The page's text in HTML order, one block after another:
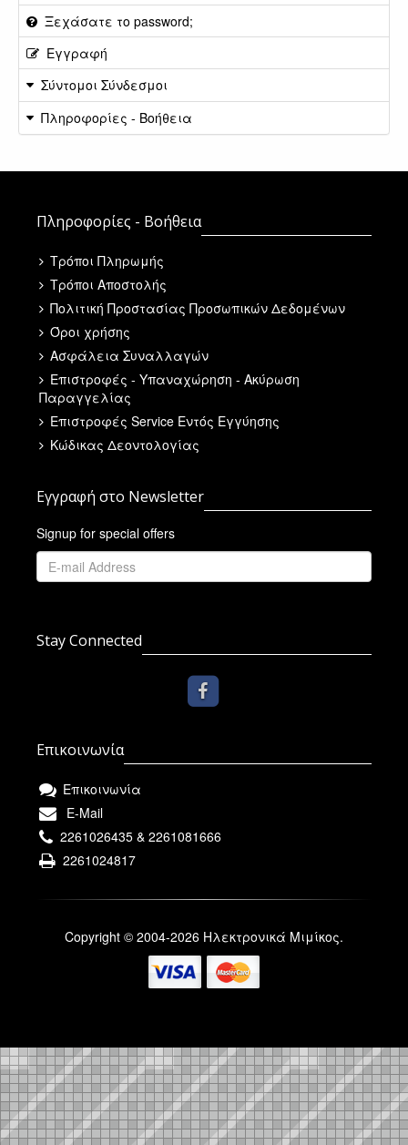
Ξεχάσατε το password;
Εγγραφή
Σύντομοι Σύνδεσμοι
Πληροφορίες - Βοήθεια
Πληροφορίες - Βοήθεια
Τρόποι Πληρωμής
Τρόποι Αποστολής
Πολιτική Προστασίας Προσωπικών Δεδομένων
Όροι χρήσης
Ασφάλεια Συναλλαγών
Επιστροφές - Υπαναχώρηση - Ακύρωση
Παραγγελίας
Επιστροφές Service Εντός Εγγύησης
Κώδικας Δεοντολογίας
Εγγραφή στο Newsletter
Signup for special offers
Stay Connected
Επικοινωνία
Επικοινωνία
E-Mail
2261026435 & 2261081666
2261024817
Copyright © 2004-2026 Ηλεκτρονικά Μιμίκος.